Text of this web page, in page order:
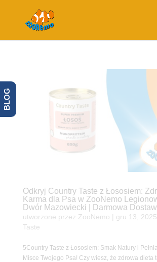
Odkryj Country Taste z Łososiem:
Karma dla Psa w ZooNemo
Dwór Mazowiecki | Darmowa
utworzone przez ZooNemo gru 13, 2025
Taste
5Country Taste z Łososiem: Smak Natury i
Misce Twojego Psa! Czy wiesz, że zdrowa dieta
BLOG